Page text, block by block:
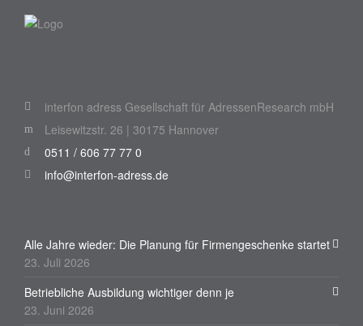
interfon adress Gesellschaft für AdressenResearch mbH
Leisewitzstr. 26 | 30175 Hannover
0511 / 606 77 77 0
info@interfon-adress.de
Alle Jahre wieder: Die Planung für Firmengeschenke startet
23. Juli 2026
Betriebliche Ausbildung wichtiger denn je
23. Juni 2026